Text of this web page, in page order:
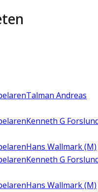
Talman Andreas
Kenneth G
Hans Wallmark (M)
Kenneth G
Hans Wallmark (M)